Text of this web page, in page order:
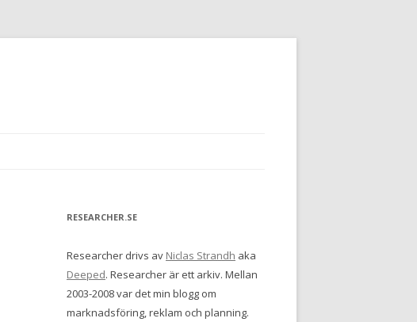
RESEARCHER.SE
Researcher drivs av Niclas Strandh aka
Deeped. Researcher är ett arkiv. Mellan
2003-2008 var det min blogg om
marknadsföring, reklam och planning.